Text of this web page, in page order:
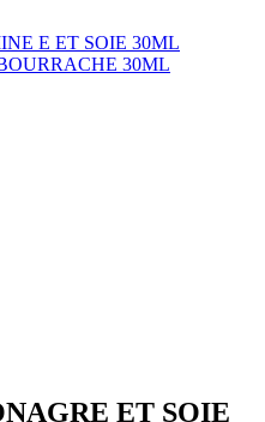
E ET SOIE 30ML
30ML
ET SOIE